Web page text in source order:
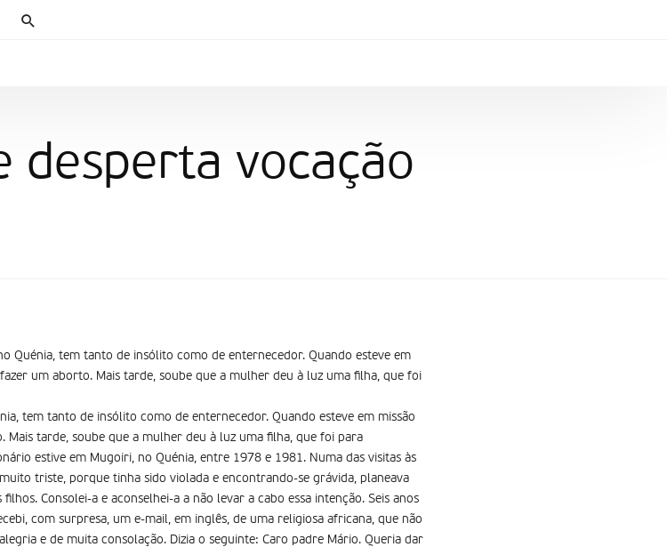
desperta vocação
Quénia, tem tanto de insólito como de enternecedor. Quando esteve em
um aborto. Mais tarde, soube que a mulher deu à luz uma filha, que foi
tem tanto de insólito como de enternecedor. Quando esteve em missão
tarde, soube que a mulher deu à luz uma filha, que foi para
estive em Mugoiri, no Quénia, entre 1978 e 1981. Numa das visitas às
triste, porque tinha sido violada e encontrando-se grávida, planeava
Consolei-a e aconselhei-a a não levar a cabo essa intenção. Seis anos
com surpresa, um e-mail, em inglês, de uma religiosa africana, que não
e de muita consolação. Dizia o seguinte: Caro padre Mário. Queria dar